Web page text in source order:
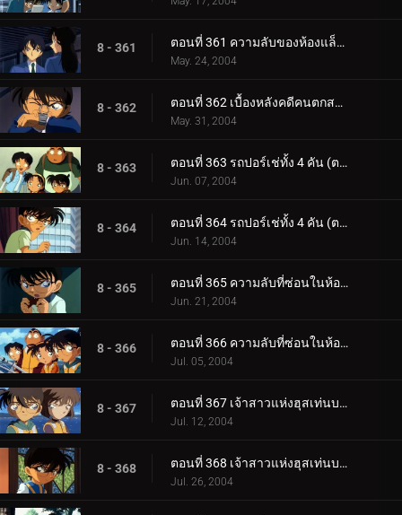
8 - 361 ตอนที่ 361 ความลับของห้องแล็ปฯ โทโตะ (ตอนจบ)
May. 24, 2004
8 - 362 ตอนที่ 362 เบื้องหลังคดีคนตกสถานีรถไฟ
May. 31, 2004
8 - 363 ตอนที่ 363 รถปอร์เช่ทั้ง 4 คัน (ตอนแรก)
Jun. 07, 2004
8 - 364 ตอนที่ 364 รถปอร์เช่ทั้ง 4 คัน (ตอนจบ)
Jun. 14, 2004
8 - 365 ตอนที่ 365 ความลับที่ซ่อนในห้องสุขา (ตอนแรก)
Jun. 21, 2004
8 - 366 ตอนที่ 366 ความลับที่ซ่อนในห้องสุขา (ตอนจบ)
Jul. 05, 2004
8 - 367 ตอนที่ 367 เจ้าสาวแห่งฮุสเท่นบอสช์ (ตอนพิเศษ ตอนแรก)
Jul. 12, 2004
8 - 368 ตอนที่ 368 เจ้าสาวแห่งฮุสเท่นบอสช์ (ตอนพิเศษ ตอนจบ)
Jul. 26, 2004